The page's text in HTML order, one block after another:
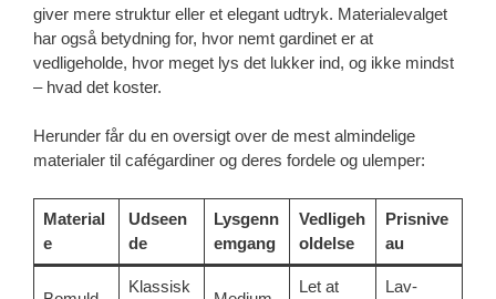
giver mere struktur eller et elegant udtryk. Materialevalget
har også betydning for, hvor nemt gardinet er at
vedligeholde, hvor meget lys det lukker ind, og ikke mindst
– hvad det koster.
Herunder får du en oversigt over de mest almindelige
materialer til cafégardiner og deres fordele og ulemper:
Material
e
Udseen
de
Lysgenn
emgang
Vedligeh
oldelse
Prisnive
au
Klassisk Let at Lav-